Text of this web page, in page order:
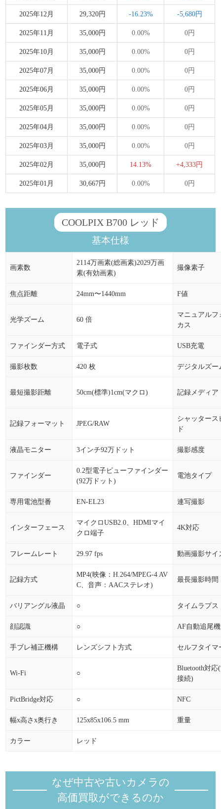
2025年12月 29,320円 -16.23% -5,680円
2025年11月 35,000円 0.00% 0円
2025年10月 35,000円 0.00% 0円
2025年07月 35,000円 0.00% 0円
2025年06月 35,000円 0.00% 0円
2025年05月 35,000円 0.00% 0円
2025年04月 35,000円 0.00% 0円
2025年03月 35,000円 0.00% 0円
2025年02月 35,000円 14.13% +4,333円
2025年01月 30,667円 0.00% 0円
COOLPIX B700 レッド
基本仕様
画素数
2114万画素(総画素)2029万画
素(有効画素)
撮像素子
焦点距離 24mm〜1440mm F値
光学ズーム 60 倍
マニュアルフ
カス
ファインダー方式 電子式 USB充電
撮影枚数 420 枚 デジタルズー
最短撮影距離 50cm(標準)1cm(マクロ) 記録メディア
記録フォーマット JPEG/RAW
シャッタース
ド
液晶モニター 3インチ92万ドット 撮影感度
ファインダー
0.2型電子ビューファインダー
(92万ドット)
電池タイプ
専用電池型番 EN-EL23 連写撮影
インターフェース
マイクロUSB2.0、HDMIマイ
クロ端子
4K対応
フレームレート 29.97 fps 動画撮影サイ
記録方式
MP4(映像：H.264/MPEG-4 AV
C、音声：AACステレオ)
最長撮影時間
バリアングル液晶 ○ タイムラプス
顔認識 ○ AF自動追尾
手ブレ補正機構 レンズシフト方式 セルフタイマ
Wi-Fi ○
Bluetooth対応
接続)
PictBridge対応 ○ NFC
幅x高さx奥行き 125x85x106.5 mm 重量
カラー レッド
なぜ中古や古いカメラの
高価買取ができるのか